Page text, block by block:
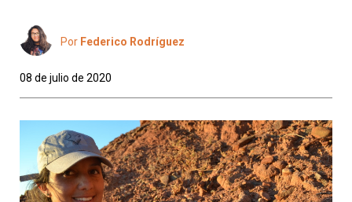
Por Federico Rodríguez
08 de julio de 2020